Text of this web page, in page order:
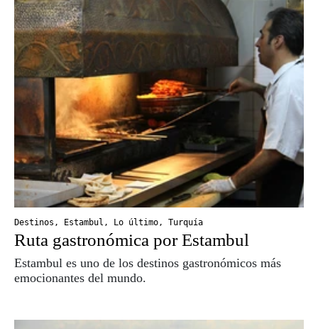
Destinos , Estambul , Lo último , Turquía
Ruta gastronómica por Estambul
Estambul es uno de los destinos gastronómicos más
emocionantes del mundo.